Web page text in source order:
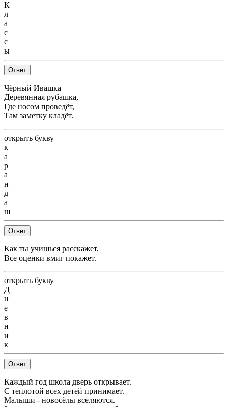
К
л
а
с
с
ы
Ответ
Чёрный Ивашка —
Деревянная рубашка,
Где носом проведёт,
Там заметку кладёт.
открыть букву
к
а
р
а
н
д
а
ш
Ответ
Как ты учишься расскажет,
Все оценки вмиг покажет.
открыть букву
Д
н
е
в
н
и
к
Ответ
Каждый год школа дверь открывает.
С теплотой всех детей принимает.
Малыши - новосёлы вселяются.